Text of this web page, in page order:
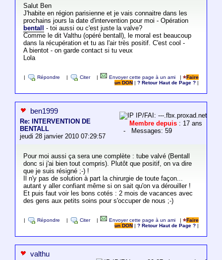
Salut Ben
J'habite en région parisienne et je vais connaitre dans les
prochains jours la date d'intervention pour moi - Opération
bentall
- toi aussi ou c'est juste la valve?
Comme le dit Valthu (opéré bentall), le moral est beaucoup
dans la récupération et tu as l'air très positif. C'est cool -
A bientot - on garde contact si tu veux
Lola
Répondre Citer Envoyer cette page à un ami |
Faire
un DON
|? Retour Haut de Page ?
ben1999
Re: INTERVENTION DE
BENTALL
jeudi 28 janvier 2010 07:29:57
IP/FAI: ---.fbx.proxad.net
Membre depuis : 17 ans
- Messages: 59
Pour moi aussi ça sera une complète : tube valvé (Bentall
donc si j'ai bien tout compris). Plutôt que positif, on va dire
que je suis résigné ;-) !
Il n'y pas de solution à part la chirurgie de toute façon...
autant y aller confiant même si on sait qu'on va dérouiller !
Et puis faut voir les bons cotés : 2 mois de vacances avec
des gens aux petits soins pour s'occuper de nous ;-)
Répondre Citer Envoyer cette page à un ami |
Faire
un DON
|? Retour Haut de Page ?
valthu